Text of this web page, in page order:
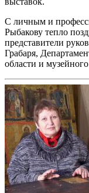
С личным и
Рыбакову тепло
представители
Грабаря,
области и